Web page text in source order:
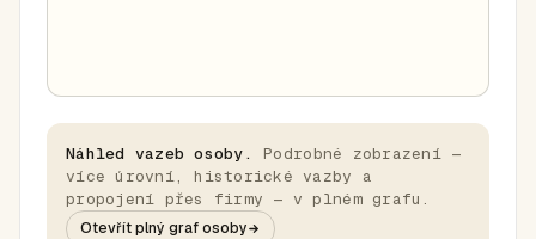
Náhled vazeb osoby.
Podrobné zobrazení —
více úrovní, historické vazby a
propojení přes firmy — v plném grafu.
Otevřít plný graf osoby